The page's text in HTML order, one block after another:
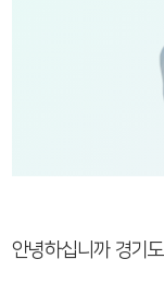
안녕하십니까경기도